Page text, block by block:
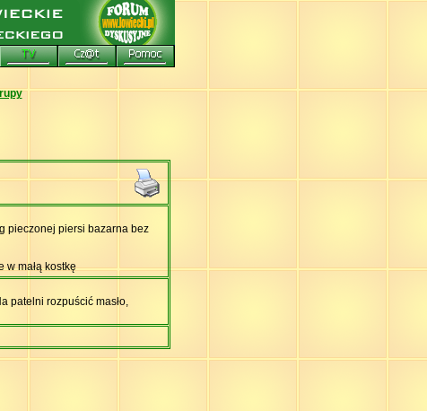
pieczonej piersi bazarna bez
w małą kostkę
patelni rozpuścić masło,